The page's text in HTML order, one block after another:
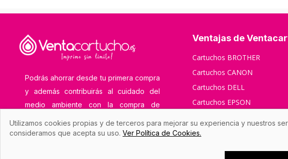
Podrás ahorrar desde tu primera compra
y además contribuirás al cuidado del
medio ambiente con la compra de
remanufacturados.
Ventajas de
Cartuchos BROTHER
Cartuchos CANON
Cartuchos DELL
Cartuchos EPSON
Cartuchos XEROX
Utilizamos cookies propias y de terceros para mejorar su experiencia y nuestros
consideramos que acepta su uso. Ver Política de Cookies.